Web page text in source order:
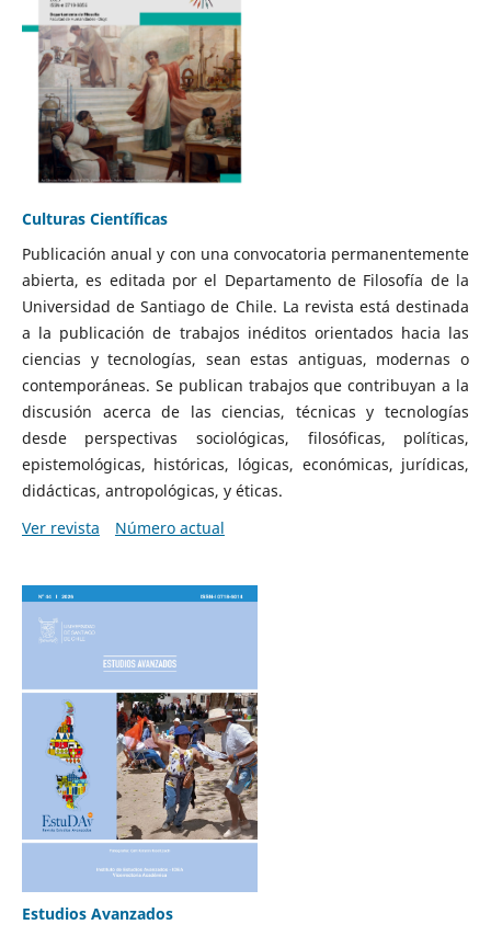
Culturas Científicas
Publicación anual y con una convocatoria permanentemente
abierta, es editada por el Departamento de Filosofía de la
Universidad de Santiago de Chile. La revista está destinada
a la publicación de trabajos inéditos orientados hacia las
ciencias y tecnologías, sean estas antiguas, modernas o
contemporáneas. Se publican trabajos que contribuyan a la
discusión acerca de las ciencias, técnicas y tecnologías
desde perspectivas sociológicas, filosóficas, políticas,
epistemológicas, históricas, lógicas, económicas, jurídicas,
didácticas, antropológicas, y éticas.
Ver revista
Número actual
Estudios Avanzados